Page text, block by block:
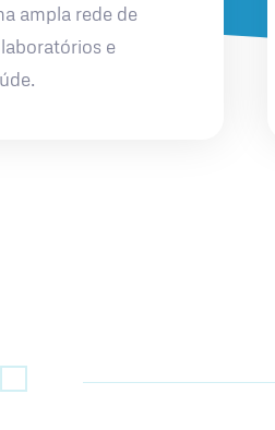
ampla rede de
e